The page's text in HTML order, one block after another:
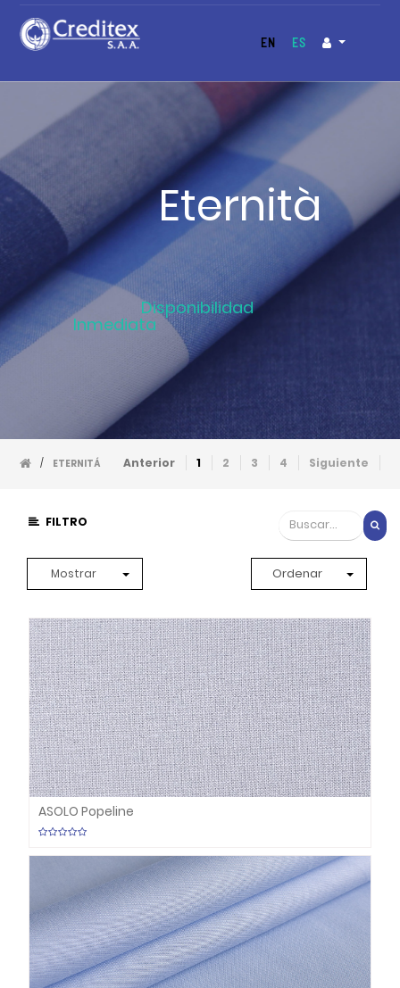
EN ES
Eternità
Disponibilidad
Inmediata
/ ETERNITÁ Anterior 1 2 3 4 Siguiente
FILTRO
Mostrar Ordenar
ASOLO Popeline